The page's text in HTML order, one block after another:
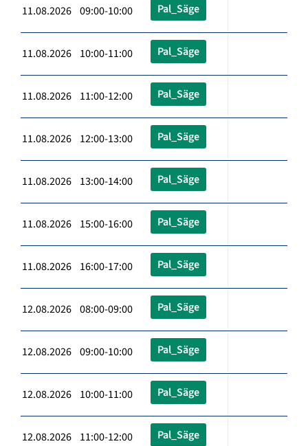
11.08.2026 09:00-10:00 Pal_Säge
11.08.2026 10:00-11:00 Pal_Säge
11.08.2026 11:00-12:00 Pal_Säge
11.08.2026 12:00-13:00 Pal_Säge
11.08.2026 13:00-14:00 Pal_Säge
11.08.2026 15:00-16:00 Pal_Säge
11.08.2026 16:00-17:00 Pal_Säge
12.08.2026 08:00-09:00 Pal_Säge
12.08.2026 09:00-10:00 Pal_Säge
12.08.2026 10:00-11:00 Pal_Säge
12.08.2026 11:00-12:00 Pal_Säge